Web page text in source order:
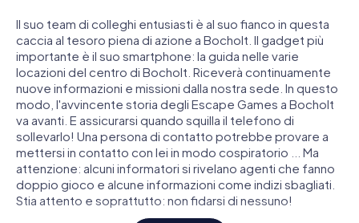
Il suo team di colleghi entusiasti è al suo fianco in questa
caccia al tesoro piena di azione a Bocholt. Il gadget più
importante è il suo smartphone: la guida nelle varie
locazioni del centro di Bocholt. Riceverà continuamente
nuove informazioni e missioni dalla nostra sede. In questo
modo, l'avvincente storia degli Escape Games a Bocholt
va avanti. E assicurarsi quando squilla il telefono di
sollevarlo! Una persona di contatto potrebbe provare a
mettersi in contatto con lei in modo cospiratorio ... Ma
attenzione: alcuni informatori si rivelano agenti che fanno
doppio gioco e alcune informazioni come indizi sbagliati.
Stia attento e soprattutto: non fidarsi di nessuno!